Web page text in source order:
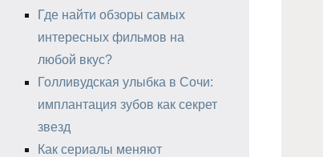
Где найти обзоры самых
интересных фильмов на
любой вкус?
Голливудская улыбка в Сочи:
имплантация зубов как секрет
звезд
Как сериалы меняют